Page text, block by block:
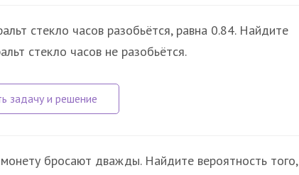
стекло часов разобьётся, равна 0.84. Найдите
стекло часов не разобьётся.
бросают дважды. Найдите вероятность того,